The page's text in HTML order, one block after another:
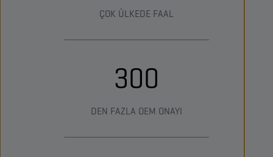
ÇOK ÜLKEDE FAAL
300
DEN FAZLA OEM ONAYI